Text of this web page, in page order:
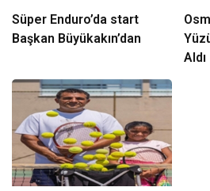
Süper Enduro’da start
Başkan Büyükakın’dan
Aldı